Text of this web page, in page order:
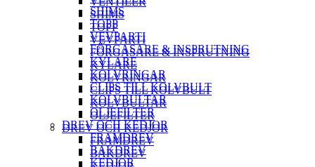
SHIMS
TOPP
VEVPARTI
FÖRGASARE & INSPRUTNING
KYLARE
KOLVRINGAR
CLIPS TILL KOLVBULT
KOLVBULTAR
OLJEFILTER
DREV OCH KEDJOR
FRAMDREV
BAKDREV
SHIMS
TOPP
VEVPARTI
FÖRGASARE & INSPRUTNING
KYLARE
KOLVRINGAR
CLIPS TILL KOLVBULT
KOLVBULTAR
OLJEFILTER
DREV OCH KEDJOR
FRAMDREV
BAKDREV
KEDJOR